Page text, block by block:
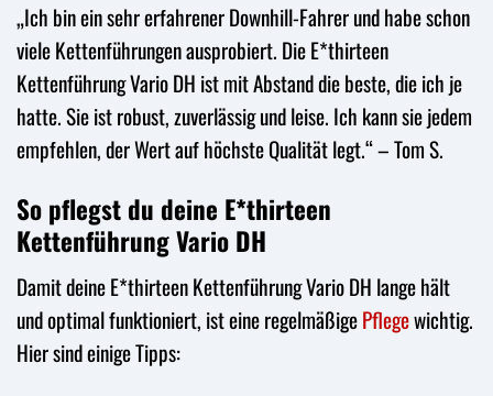
„Ich bin ein sehr erfahrener Downhill-Fahrer und habe schon
viele Kettenführungen ausprobiert. Die E*thirteen
Kettenführung Vario DH ist mit Abstand die beste, die ich je
hatte. Sie ist robust, zuverlässig und leise. Ich kann sie jedem
empfehlen, der Wert auf höchste Qualität legt.“ – Tom S.
So pflegst du deine E*thirteen
Kettenführung Vario DH
Damit deine E*thirteen Kettenführung Vario DH lange hält
und optimal funktioniert, ist eine regelmäßigePflegewichtig.
Hier sind einige Tipps: